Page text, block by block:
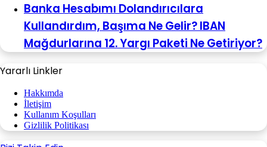
Banka Hesabımı Dolandırıcılara
Kullandırdım, Başıma Ne Gelir? IBAN
Mağdurlarına 12. Yargı Paketi Ne Getiriyor?
Yararlı Linkler
Hakkımda
İletişim
Kullanım Koşulları
Gizlilik Politikası